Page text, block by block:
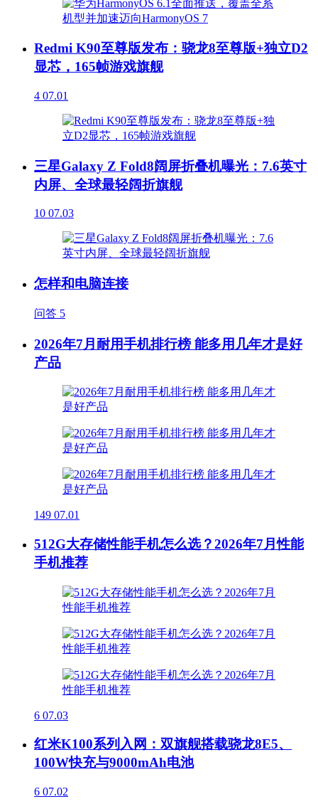
Redmi K90至尊版发布：骁龙8至尊版+独立D2
显芯，165帧游戏旗舰
4 07.01
三星Galaxy Z Fold8阔屏折叠机曝光：7.6英寸
内屏、全球最轻阔折旗舰
10 07.03
怎样和电脑连接
问答 5
2026年7月耐用手机排行榜 能多用几年才是好
产品
149 07.01
512G大存储性能手机怎么选？2026年7月性能
手机推荐
6 07.03
红米K100系列入网：双旗舰搭载骁龙8E5、
100W快充与9000mAh电池
6 07.02